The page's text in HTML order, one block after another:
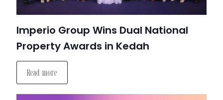
Imperio Group Wins Dual National
Property Awards in Kedah
Read more